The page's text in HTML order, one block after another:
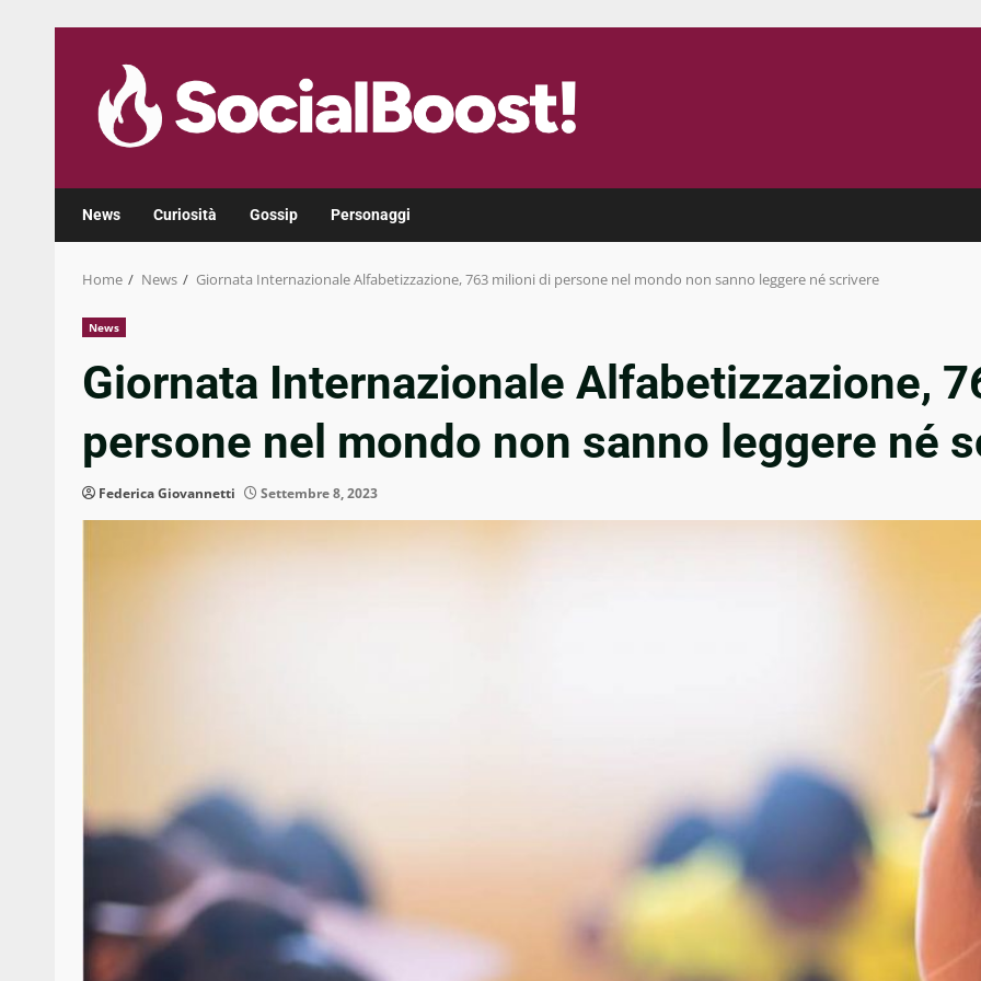
content
News Curiosità Gossip Personaggi
Home News Giornata Internazionale Alfabetizzazione, 763 milioni di persone nel mondo non sanno leggere né scrivere
News
Giornata Internazionale Alfabetizzazione,
persone nel mondo non sanno leggere né
Federica Giovannetti Settembre 8, 2023